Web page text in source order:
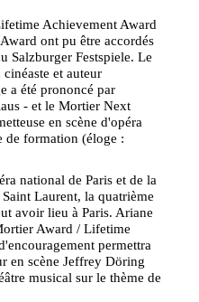
Achievement Award
ont pu être accordés
Salzburger Festspiele. Le
et auteur
a été prononcé par
- et le Mortier Next
en scène d'opéra
de formation (éloge :
national de Paris et de la
Laurent, la quatrième
avoir lieu à Paris. Ariane
Award / Lifetime
permettra
en scène Jeffrey Döring
musical sur le thème de